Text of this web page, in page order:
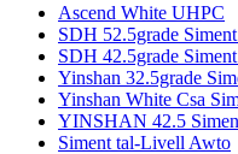
Ascend White UHPC
SDH 52.5grade
SDH 42.5grade
Yinshan 32.5grade
Yinshan White Csa
YINSHAN 42.5
Siment tal-Livell Awto